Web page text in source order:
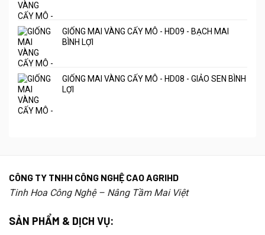
GIỐNG MAI VÀNG CẤY MÔ - HD09 - BẠCH MAI
BÌNH LỢI
GIỐNG MAI VÀNG CẤY MÔ - HD08 - GIẢO SEN BÌNH
LỢI
CÔNG TY TNHH CÔNG NGHỆ CAO AGRIHD
Tinh Hoa Công Nghệ – Nâng Tầm Mai Việt
SẢN PHẨM & DỊCH VỤ: